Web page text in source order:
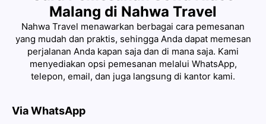
Malang di Nahwa Travel
Nahwa Travel menawarkan berbagai cara pemesanan
yang mudah dan praktis, sehingga Anda dapat memesan
perjalanan Anda kapan saja dan di mana saja. Kami
menyediakan opsi pemesanan melalui WhatsApp,
telepon, email, dan juga langsung di kantor kami.
Via WhatsApp